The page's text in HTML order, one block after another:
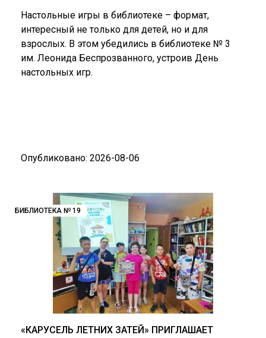
Настольные игры в библиотеке – формат,
интересный не только для детей, но и для
взрослых. В этом убедились в библиотеке № 3
им. Леонида Беспрозванного, устроив День
настольных игр.
Опубликовано: 2026-08-06
БИБЛИОТЕКА № 19
«КАРУСЕЛЬ ЛЕТНИХ ЗАТЕЙ» ПРИГЛАШАЕТ